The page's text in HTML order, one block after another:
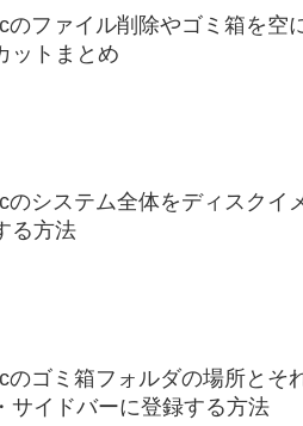
のファイル削除やゴミ箱を空
ットまとめ
のシステム全体をディスクイ
る方法
のゴミ箱フォルダの場所とそ
サイドバーに登録する方法